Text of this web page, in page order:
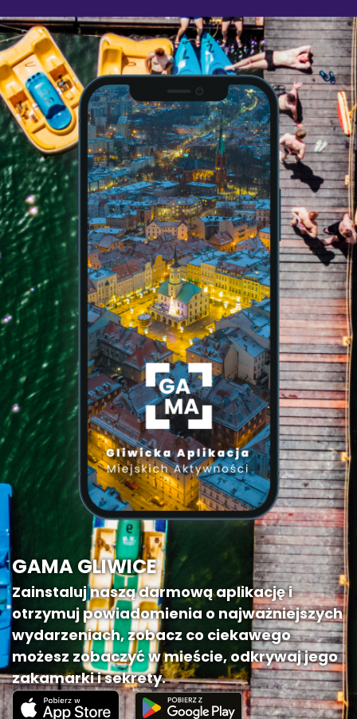
GAMA GLIWICE
Zainstaluj naszą darmową aplikację i
otrzymuj powiadomienia o najważniejszych
wydarzeniach, zobacz co ciekawego
możesz zobaczyć w mieście, odkrywaj jego
zakamarki i sekrety.